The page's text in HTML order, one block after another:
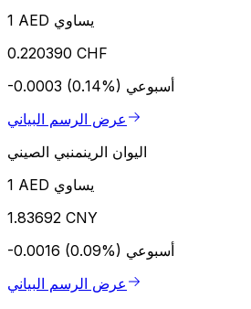
1 AED يساوي
0.220390 CHF
-0.0003 (0.14%) أسبوعي
عرض الرسم البياني
اليوان الرينمنبي الصيني
1 AED يساوي
1.83692 CNY
-0.0016 (0.09%) أسبوعي
عرض الرسم البياني